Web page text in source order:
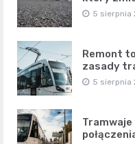
5 sierpnia
Remont
zasady
5 sierpnia